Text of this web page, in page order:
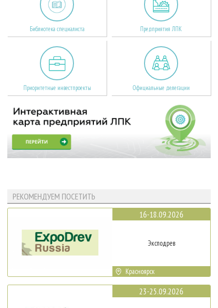
Библиотека специалиста Предприятия ЛПК
Приоритетные инвестпроекты Официальные делегации
РЕКОМЕНДУЕМ ПОСЕТИТЬ
16-18.09.2026
Эксподрев
Красноярск
23-25.09.2026